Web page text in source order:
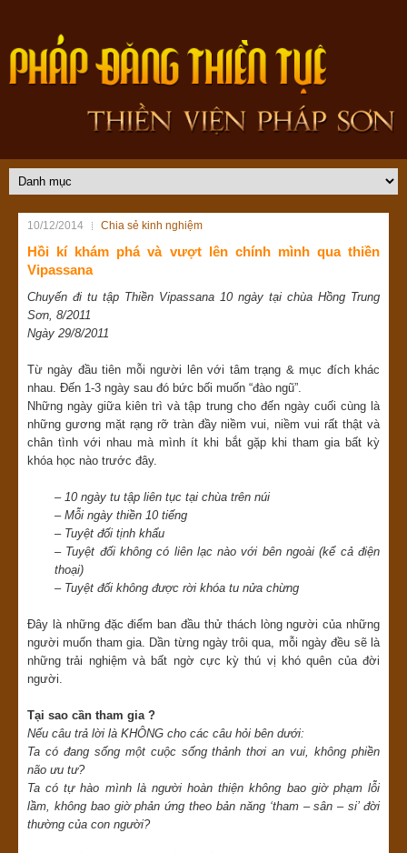
10/12/2014 Chia sẻ kinh nghiệm
Hồi kí khám phá và vượt lên chính mình qua thiền
Vipassana
Chuyến đi tu tập Thiền Vipassana 10 ngày tại chùa Hồng Trung
Sơn, 8/2011
Ngày 29/8/2011
Từ ngày đầu tiên mỗi người lên với tâm trạng & mục đích khác
nhau. Đến 1-3 ngày sau đó bức bối muốn “đào ngũ”.
Những ngày giữa kiên trì và tập trung cho đến ngày cuối cùng là
những gương mặt rạng rỡ tràn đầy niềm vui, niềm vui rất thật và
chân tình với nhau mà mình ít khi bắt gặp khi tham gia bất kỳ
khóa học nào trước đây.
– 10 ngày tu tập liên tục tại chùa trên núi
– Mỗi ngày thiền 10 tiếng
– Tuyệt đối tịnh khẩu
– Tuyệt đối không có liên lạc nào với bên ngoài (kể cả điện
thoại)
– Tuyệt đối không được rời khóa tu nửa chừng
Đây là những đặc điểm ban đầu thử thách lòng người của những
người muốn tham gia. Dần từng ngày trôi qua, mỗi ngày đều sẽ là
những trải nghiệm và bất ngờ cực kỳ thú vị khó quên của đời
người.
Tại sao cần tham gia ?
Nếu câu trả lời là KHÔNG cho các câu hỏi bên dưới:
Ta có đang sống một cuộc sống thảnh thơi an vui, không phiền
não ưu tư?
Ta có tự hào mình là người hoàn thiện không bao giờ phạm lỗi
lầm, không bao giờ phản ứng theo bản năng ‘tham – sân – si’ đời
thường của con người?